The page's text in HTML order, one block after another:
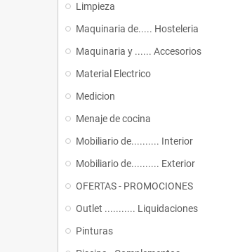
Limpieza
Maquinaria de..... Hosteleria
Maquinaria y ...... Accesorios
Material Electrico
Medicion
Menaje de cocina
Mobiliario de.......... Interior
Mobiliario de.......... Exterior
OFERTAS - PROMOCIONES
Outlet ........... Liquidaciones
Pinturas